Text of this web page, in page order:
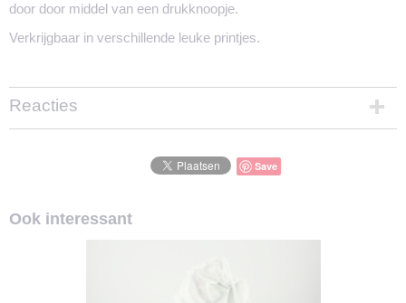
door door middel van een drukknoopje.
Verkrijgbaar in verschillende leuke printjes.
Reacties
Save
Ook interessant